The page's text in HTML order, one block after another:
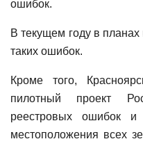
ошибок.
В текущем году в планах
таких ошибок.
Кроме того,
пилотный проект
реестровых ошибок и
местоположения всех